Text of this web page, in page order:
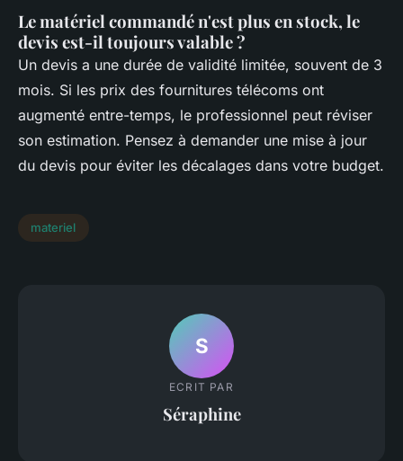
Le matériel commandé n'est plus en stock, le
devis est-il toujours valable ?
Un devis a une durée de validité limitée, souvent de 3
mois. Si les prix des fournitures télécoms ont
augmenté entre-temps, le professionnel peut réviser
son estimation. Pensez à demander une mise à jour
du devis pour éviter les décalages dans votre budget.
materiel
S
ECRIT PAR
Séraphine